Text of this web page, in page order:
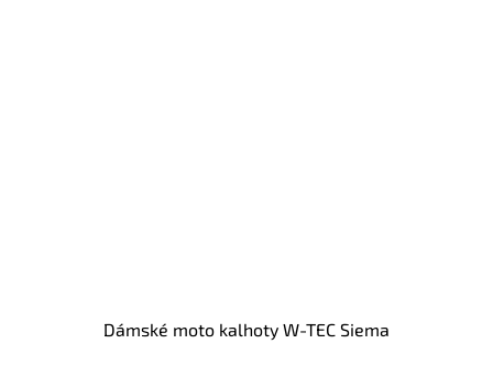
Dámské moto kalhoty W-TEC Siema